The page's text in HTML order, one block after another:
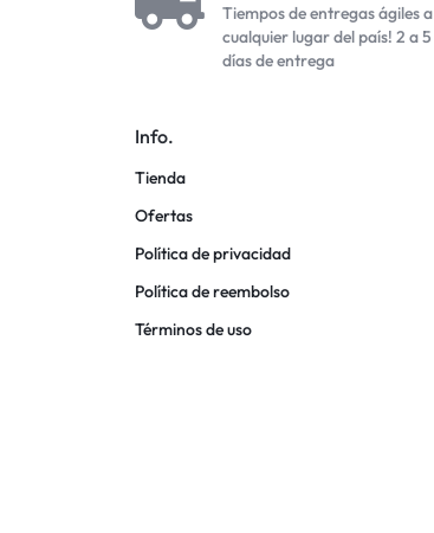
Tiempos de entregas ágiles a
cualquier lugar del país! 2 a 5
días de entrega
Info.
Tienda
Ofertas
Política de privacidad
Política de reembolso
Términos de uso